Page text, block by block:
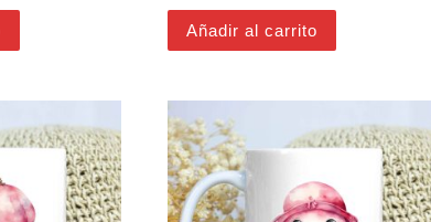
Añadir al carrito